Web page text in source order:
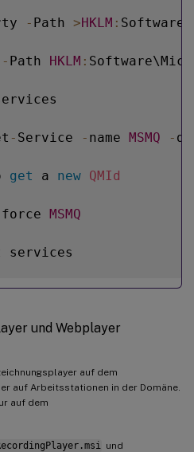
- Path >HKLM :
- Path HKLM :
- Service - name MSMQ -
get a new QMId
force MSMQ
services
-ne $null) {
in $depServices
Get WmiObject
.
-Service $depService
und Webplayer
auf dem
auf Arbeitsstationen in der Domäne.
auf dem
und